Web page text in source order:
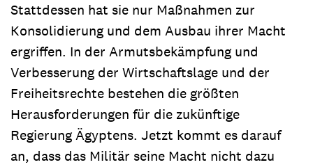
Stattdessen hat sie nur Maßnahmen zur
Konsolidierung und dem Ausbau ihrer Macht
ergriffen. In der Armutsbekämpfung und
Verbesserung der Wirtschaftslage und der
Freiheitsrechte bestehen die größten
Herausforderungen für die zukünftige
Regierung Ägyptens. Jetzt kommt es darauf
an, dass das Militär seine Macht nicht dazu